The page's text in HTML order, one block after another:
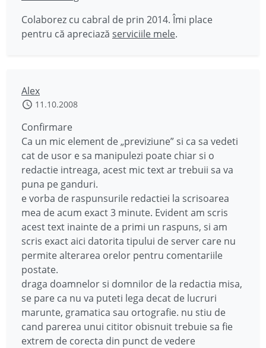
Colaborez cu cabral de prin 2014. Îmi place
pentru că apreciază serviciile mele.
Alex
11.10.2008
Confirmare
Ca un mic element de „previziune” si ca sa vedeti
cat de usor e sa manipulezi poate chiar si o
redactie intreaga, acest mic text ar trebuii sa va
puna pe ganduri.
e vorba de raspunsurile redactiei la scrisoarea
mea de acum exact 3 minute. Evident am scris
acest text inainte de a primi un raspuns, si am
scris exact aici datorita tipului de server care nu
permite alterarea orelor pentru comentariile
postate.
draga doamnelor si domnilor de la redactia misa,
se pare ca nu va puteti lega decat de lucruri
marunte, gramatica sau ortografie. nu stiu de
cand parerea unui cititor obisnuit trebuie sa fie
extrem de corecta din punct de vedere